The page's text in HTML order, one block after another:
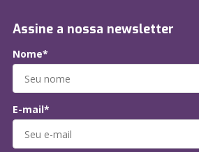
Assine a nossa newsletter
Nome*
E-mail*